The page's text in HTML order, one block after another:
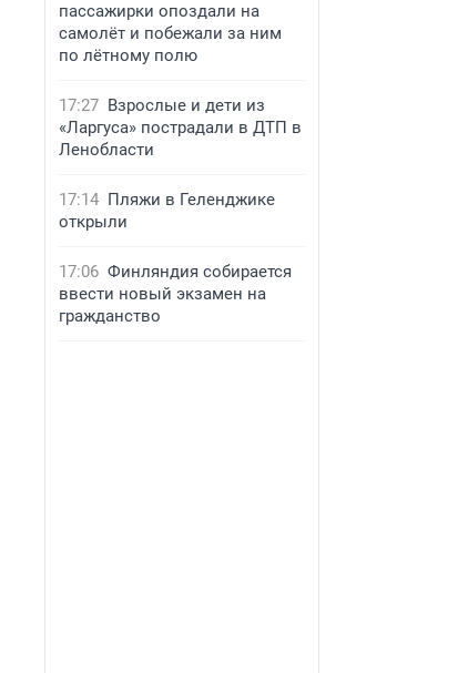
пассажирки опоздали на
самолёт и побежали за ним
по лётному полю
17:27 Взрослые и дети из
«Ларгуса» пострадали в ДТП в
Ленобласти
17:14 Пляжи в Геленджике
открыли
17:06 Финляндия собирается
ввести новый экзамен на
гражданство